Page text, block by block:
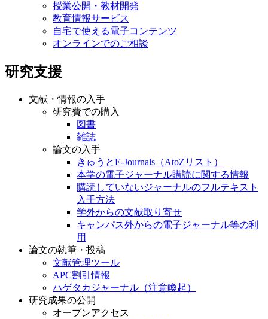
授業公開・教材開発
教育情報サービス
自宅で使える電子コンテンツ
オンラインでのご相談
研究支援
文献・情報の入手
研究費での購入
図書
雑誌
論文の入手
きゅうとE-Journals（AtoZリスト）
本学の電子ジャーナル購読に関する情報
購読していないジャーナルのフルテキスト
入手方法
学外からの文献取り寄せ
キャンパス外からの電子ジャーナル等の利
用
論文の執筆・投稿
文献管理ツール
APC割引情報
ハゲタカジャーナル（注意喚起）
研究成果の公開
オープンアクセス